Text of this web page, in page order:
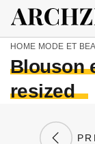
HOME MODE ET
Blouson
resized